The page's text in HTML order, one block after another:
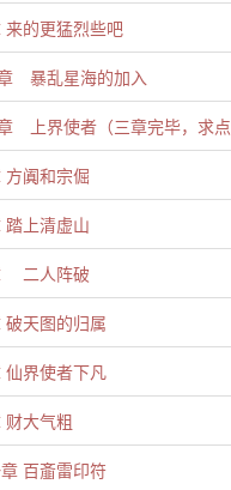
的更猛烈些吧
暴乱星海的加入
上界使者（三章完毕，求点
阗和宗倔
上清虚山
二人阵破
天图的归属
仙界使者下凡
财大气粗
百齑雷印符